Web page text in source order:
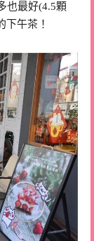
也最好(4.5顆
下午茶！